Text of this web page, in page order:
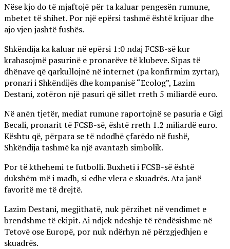
Nëse kjo do të mjaftojë për ta kaluar pengesën rumune,
mbetet të shihet. Por një epërsi tashmë është krijuar dhe
ajo vjen jashtë fushës.
Shkëndija ka kaluar në epërsi 1:0 ndaj FCSB-së kur
krahasojmë pasurinë e pronarëve të klubeve. Sipas të
dhënave që qarkullojnë në internet (pa konfirmim zyrtar),
pronari i Shkëndijës dhe kompanisë “Ecolog”, Lazim
Destani, zotëron një pasuri që sillet rreth 5 miliardë euro.
Në anën tjetër, mediat rumune raportojnë se pasuria e Gigi
Becali, pronarit të FCSB-së, është rreth 1.2 miliardë euro.
Kështu që, përpara se të ndodhë çfarëdo në fushë,
Shkëndija tashmë ka një avantazh simbolik.
Por të kthehemi te futbolli. Buxheti i FCSB-së është
dukshëm më i madh, si edhe vlera e skuadrës. Ata janë
favoritë me të drejtë.
Lazim Destani, megjithatë, nuk përzihet në vendimet e
brendshme të ekipit. Ai ndjek ndeshje të rëndësishme në
Tetovë ose Europë, por nuk ndërhyn në përzgjedhjen e
skuadrës.